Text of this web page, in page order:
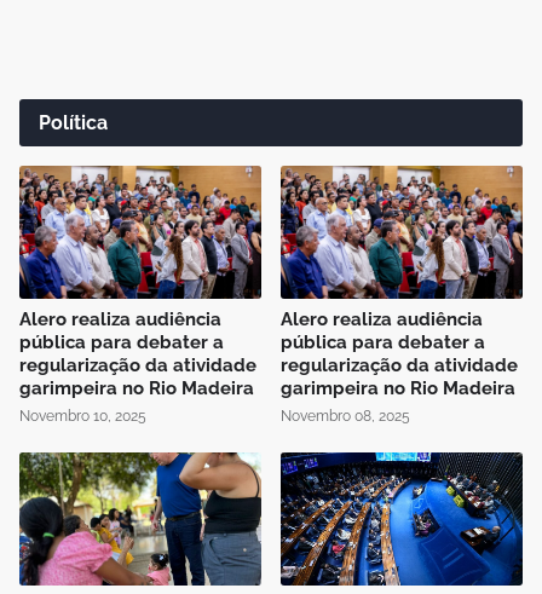
Política
Alero realiza audiência
pública para debater a
regularização da atividade
garimpeira no Rio Madeira
Novembro 10, 2025
Alero realiza audiência
pública para debater a
regularização da atividade
garimpeira no Rio Madeira
Novembro 08, 2025